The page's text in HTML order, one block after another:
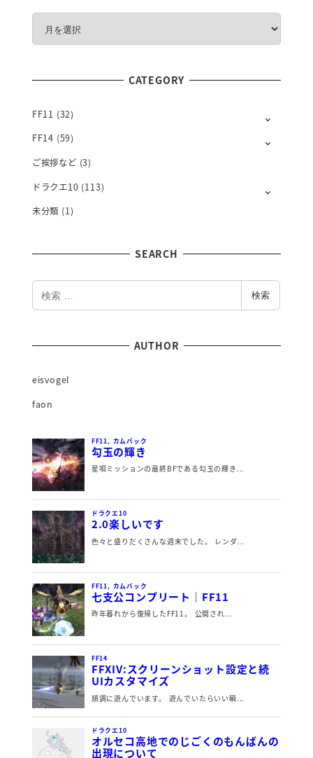
H
Y
CATEGORY
FF11 (32)
FF14 (59)
ご挨拶など (3)
ドラクエ10 (113)
未分類 (1)
SEARCH
検
検索
AUTHOR
eisvogel
faon